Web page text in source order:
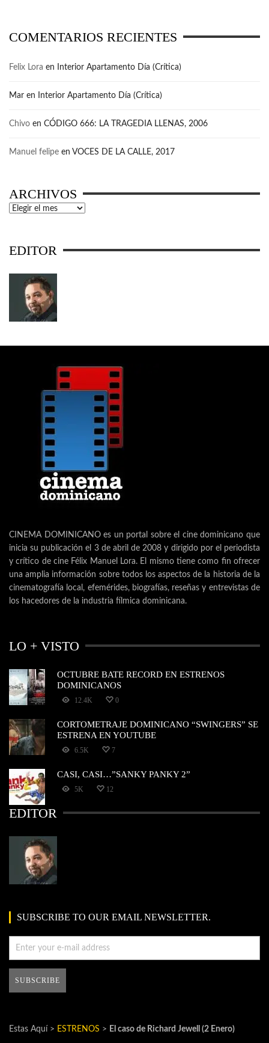
COMENTARIOS RECIENTES
Felix Lora en Interior Apartamento Día (Crítica)
Mar en Interior Apartamento Día (Crítica)
Chivo en CÓDIGO 666: LA TRAGEDIA LLENAS, 2006
Manuel felipe en VOCES DE LA CALLE, 2017
ARCHIVOS
Archivos
EDITOR
CINEMA DOMINICANO es un portal sobre el cine dominicano que
inicia su publicación el 3 de abril de 2008 y dirigido por el periodista
y crítico de cine Félix Manuel Lora. El mismo tiene como fin ofrecer
una amplia información sobre todos los aspectos de la historia de la
cinematografía local, efemérides, biografías, reseñas y entrevistas de
los hacedores de la industria fílmica dominicana.
LO + VISTO
OCTUBRE BATE RECORD EN ESTRENOS
DOMINICANOS
12.4K 0
CORTOMETRAJE DOMINICANO “SWINGERS” SE
ESTRENA EN YOUTUBE
6.5K 7
CASI, CASI…”SANKY PANKY 2”
5K 12
EDITOR
SUBSCRIBE TO OUR EMAIL NEWSLETTER.
Estas Aquí > ESTRENOS > El caso de Richard Jewell (2 Enero)